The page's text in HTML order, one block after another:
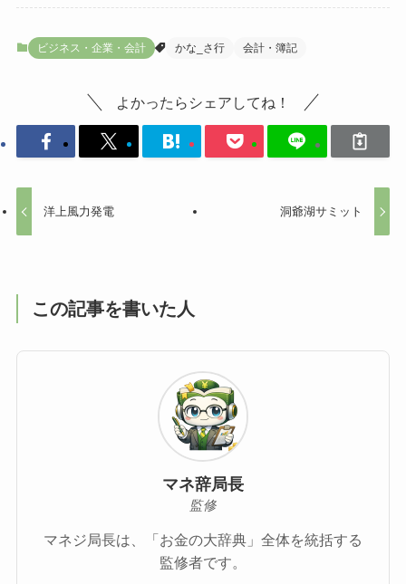
ビジネス・企業・会計 かな_さ行 会計・簿記
よかったらシェアしてね！
洋上風力発電 洞爺湖サミット
この記事を書いた人
マネ辞局長
監修
マネジ局長は、「お金の大辞典」全体を統括する
監修者です。